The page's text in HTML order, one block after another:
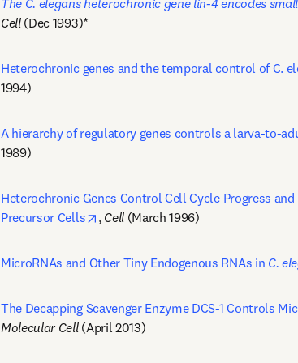
The C. elegans heterochronic gene lin-4 encodes
Cell (Dec 1993)*
Heterochronic genes and the temporal control of C.
1994)
A hierarchy of regulatory genes controls a larva-to-
1989)
Heterochronic Genes Control Cell Cycle Progress
Precursor Cells
opens in new tab/window
, Cell (March 1996)
MicroRNAs and Other Tiny Endogenous RNAs in C.
The Decapping Scavenger Enzyme DCS-1 Controls
Molecular Cell (April 2013)